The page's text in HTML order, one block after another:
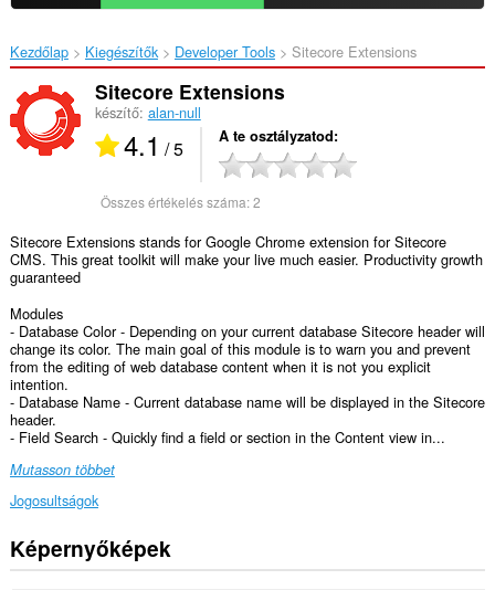
Kezdőlap Kiegészítők Developer Tools Sitecore Extensions‎
Sitecore Extensions
készítő: alan-null
4.1 / 5 A te osztályzatod
Összes értékelés száma:2
Sitecore Extensions stands for Google Chrome extension for Sitecore
CMS. This great toolkit will make your live much easier. Productivity growth
guaranteed
Modules
- Database Color - Depending on your current database Sitecore header will
change its color. The main goal of this module is to warn you and prevent
from the editing of web database content when it is not you explicit
intention.
- Database Name - Current database name will be displayed in the Sitecore
header.
- Field Search - Quickly find a field or section in the Content view in...
Mutasson többet
Jogosultságok
Ez
a
Képernyőképek